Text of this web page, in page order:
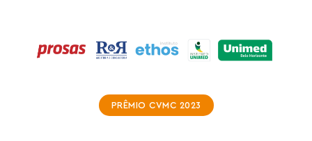
PRÊMIO CVMC 2023